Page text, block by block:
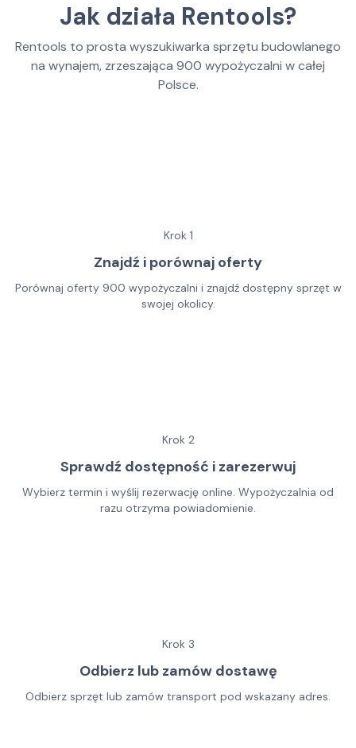
Jak działa Rentools?
Rentools to prosta wyszukiwarka sprzętu budowlanego
na wynajem, zrzeszająca 900 wypożyczalni w całej
Polsce.
Krok 1
Znajdź i porównaj oferty
Porównaj oferty 900 wypożyczalni i znajdź dostępny sprzęt w
swojej okolicy.
Krok 2
Sprawdź dostępność i zarezerwuj
Wybierz termin i wyślij rezerwację online. Wypożyczalnia od
razu otrzyma powiadomienie.
Krok 3
Odbierz lub zamów dostawę
Odbierz sprzęt lub zamów transport pod wskazany adres.